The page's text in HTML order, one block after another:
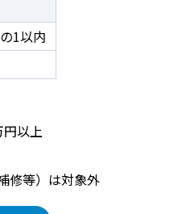
1以内
以上
修等）は対象外